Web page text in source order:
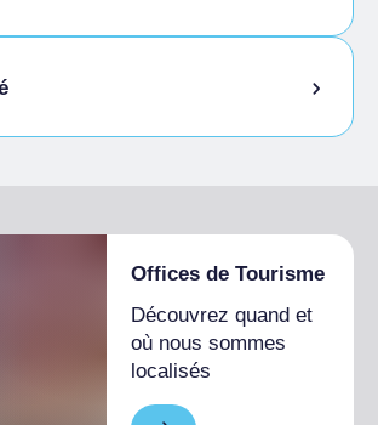
en laisse
Offices de Tourisme
Découvrez quand et
où nous sommes
localisés